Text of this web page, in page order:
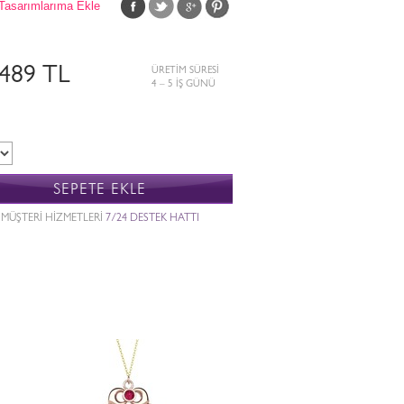
Ekle
TL
ÜRETİM SÜRESİ
4 – 5 İŞ GÜNÜ
SEPETE EKLE
MÜŞTERİ HİZMETLERİ 7/24 DESTEK HATTI